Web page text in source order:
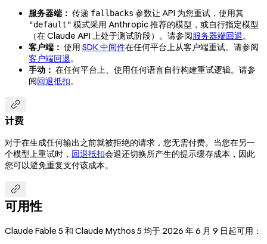
服务器端： 传递 fallbacks 参数让 API 为您重试，使用其
"default" 模式采用 Anthropic 推荐的模型，或自行指定模型
（在 Claude API 上处于测试阶段）。请参阅服务器端回退。
客户端： 使用 SDK 中间件在任何平台上从客户端重试。请参阅
客户端回退。
手动： 在任何平台上、使用任何语言自行构建重试逻辑。请参
阅回退抵扣。

计费
对于在生成任何输出之前就被拒绝的请求，您无需付费。当您在另一
个模型上重试时， 回退抵扣会退还切换所产生的提示缓存成本，因此
您可以避免重复支付该成本。

可用性
Claude Fable 5 和 Claude Mythos 5 均于 2026 年 6 月 9 日起可用：